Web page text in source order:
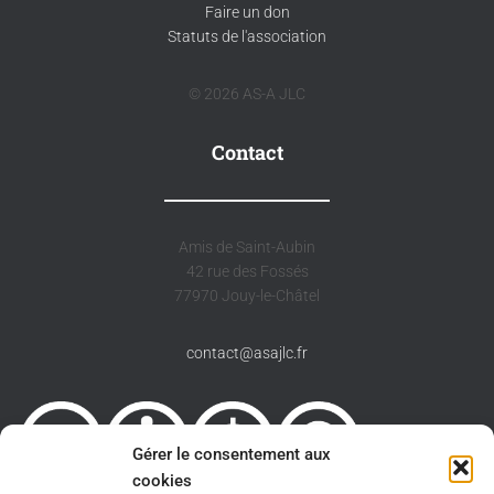
Gérer le consentement aux
cookies
Faire un don
Statuts de l'association
© 2026 AS-A JLC
Contact
Amis de Saint-Aubin
42 rue des Fossés
77970 Jouy-le-Châtel
contact@asajlc.fr